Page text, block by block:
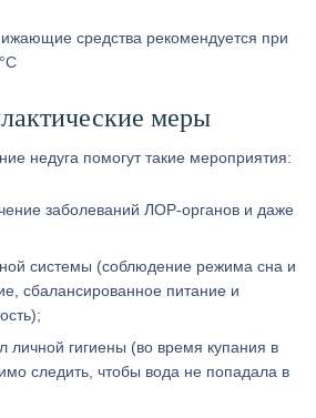
средства рекомендуется при
меры
недуга помогут такие мероприятия:
заболеваний ЛОР-органов и даже
системы (соблюдение режима сна и
сбалансированное питание и
личной гигиены (во время купания в
следить, чтобы вода не попадала в